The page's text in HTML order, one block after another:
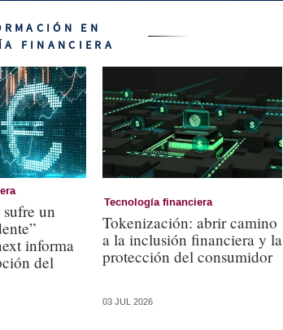
EN
FINANCIERA
un
informa
del
Tecnología financiera
Tokenización: abrir camino
a la inclusión financiera y la
protección del consumidor
03 JUL 2026